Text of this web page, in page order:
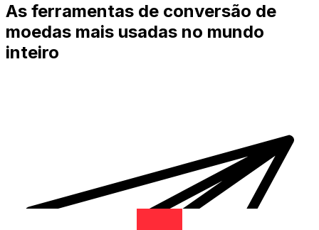
As ferramentas de conversão de
moedas mais usadas no mundo
inteiro